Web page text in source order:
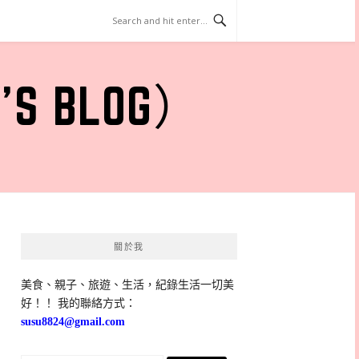
）
關於我
美食、親子、旅遊、生活，紀錄生活一切美
好！！ 我的聯絡方式：
susu8824@gmail.com